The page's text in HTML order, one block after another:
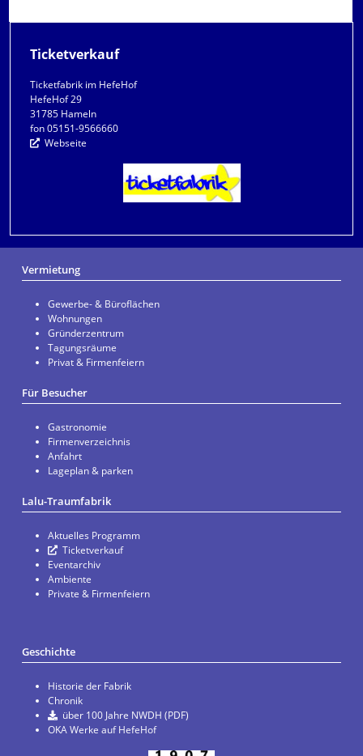
Ticketverkauf
Ticketfabrik im HefeHof
HefeHof 29
31785 Hameln
fon 05151-9566660
Webseite
Vermietung
Gewerbe- & Büroflächen
Wohnungen
Gründerzentrum
Tagungsräume
Privat & Firmenfeiern
Für Besucher
Gastronomie
Firmenverzeichnis
Anfahrt
Lageplan & parken
Lalu-Traumfabrik
Aktuelles Programm
Ticketverkauf
Eventarchiv
Ambiente
Private & Firmenfeiern
Geschichte
Historie der Fabrik
Chronik
über 100 Jahre NWDH (PDF)
OKA Werke auf HefeHof